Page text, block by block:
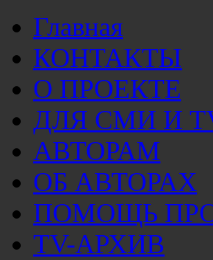
Главная
КОНТАКТЫ
О ПРОЕКТЕ
ДЛЯ СМИ И
АВТОРАМ
ОБ АВТОРАХ
ПОМОЩЬ
TV-АРХИВ